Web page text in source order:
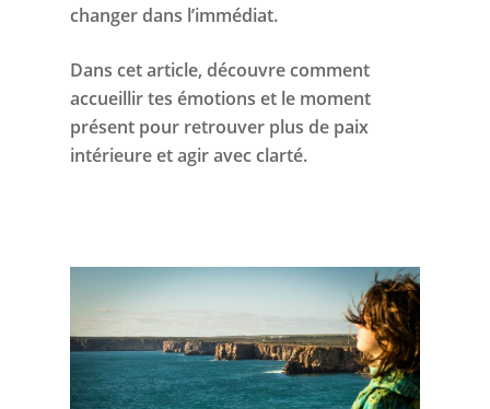
changer dans l’immédiat.
Dans cet article, découvrecomment
accueillir tes émotions et le moment
présent pour retrouver plus de paix
intérieure et agir avec clarté.